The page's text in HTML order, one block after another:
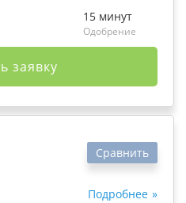
15 минут
Одобрение
заявку
Подробнее
Сравнить